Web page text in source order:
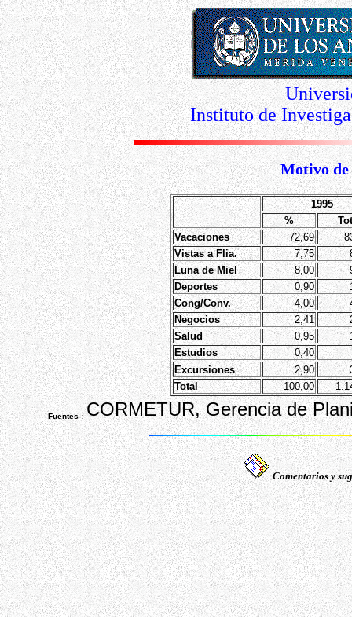
Instituto de
Motivo de
1995
%
Vacaciones
72,69
Vistas a Flia.
7,75
Luna de Miel
8,00
Deportes
0,90
Cong/Conv.
4,00
Negocios
2,41
Salud
0,95
Estudios
0,40
Excursiones
2,90
Total
100,00
Fuentes : CORMETUR, Gerencia de
Comentarios y